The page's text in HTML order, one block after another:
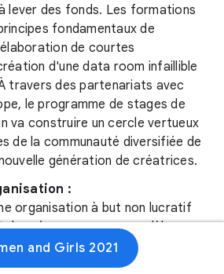
lever des fonds. Les formations
fondamentaux de
de courtes
d'une data room infaillible
travers des partenariats avec
le programme de stages de
va construire un cercle vertueux
de la communauté diversifiée de
génération de créatrices.
:
organisation à but non lucratif
de créer un nouveau modèle
dans le monde de
et au Royaume-Uni. Pour cela,
and Girls 2021